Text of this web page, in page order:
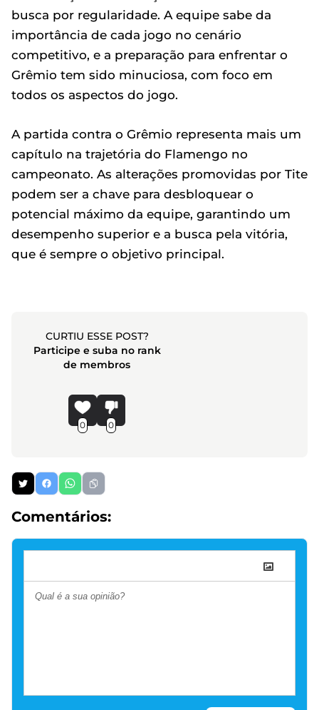
busca por regularidade. A equipe sabe da
importância de cada jogo no cenário
competitivo, e a preparação para enfrentar o
Grêmio tem sido minuciosa, com foco em
todos os aspectos do jogo.
A partida contra o Grêmio representa mais um
capítulo na trajetória do Flamengo no
campeonato. As alterações promovidas por Tite
podem ser a chave para desbloquear o
potencial máximo da equipe, garantindo um
desempenho superior e a busca pela vitória,
que é sempre o objetivo principal.
CURTIU ESSE POST?
Participe e suba no rank
de membros
0 0
Comentários: